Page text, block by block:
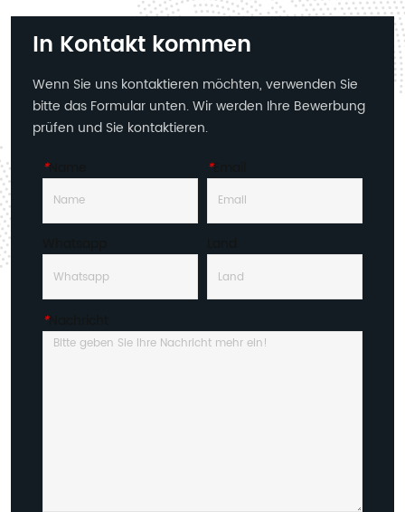
In Kontakt kommen
Wenn Sie uns kontaktieren möchten, verwenden Sie
bitte das Formular unten. Wir werden Ihre Bewerbung
prüfen und Sie kontaktieren.
*Name *Email
*Nachricht